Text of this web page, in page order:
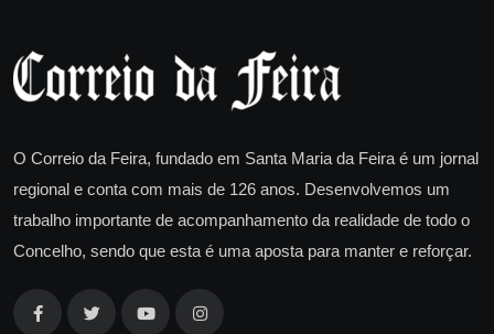
O Correio da Feira, fundado em Santa Maria da Feira é um jornal
regional e conta com mais de 126 anos. Desenvolvemos um
trabalho importante de acompanhamento da realidade de todo o
Concelho, sendo que esta é uma aposta para manter e reforçar.